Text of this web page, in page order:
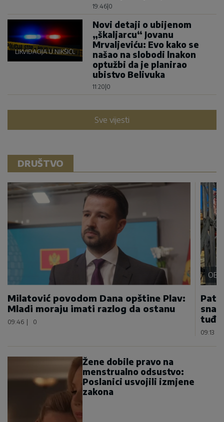
19:46 0
LIKVIDACIJA U NIKŠIĆU
Novi detaji o ubijenom
„škaljarcu“ Jovanu
Mrvaljeviću: Evo kako se
našao na slobodi lnakon
optužbi da je planirao
ubistvo Belivuka
11:20 0
Sve vijesti
DRUŠTVO
Milatović povodom Dana opštine Plav:
Mladi moraju imati razlog da ostanu
09:46 0
09:13
Žene dobile pravo na
menstrualno odsustvo:
Poslanici usvojili izmjene
zakona